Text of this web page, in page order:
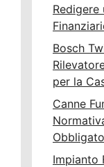
Bosch
per la
Canne
Impianto